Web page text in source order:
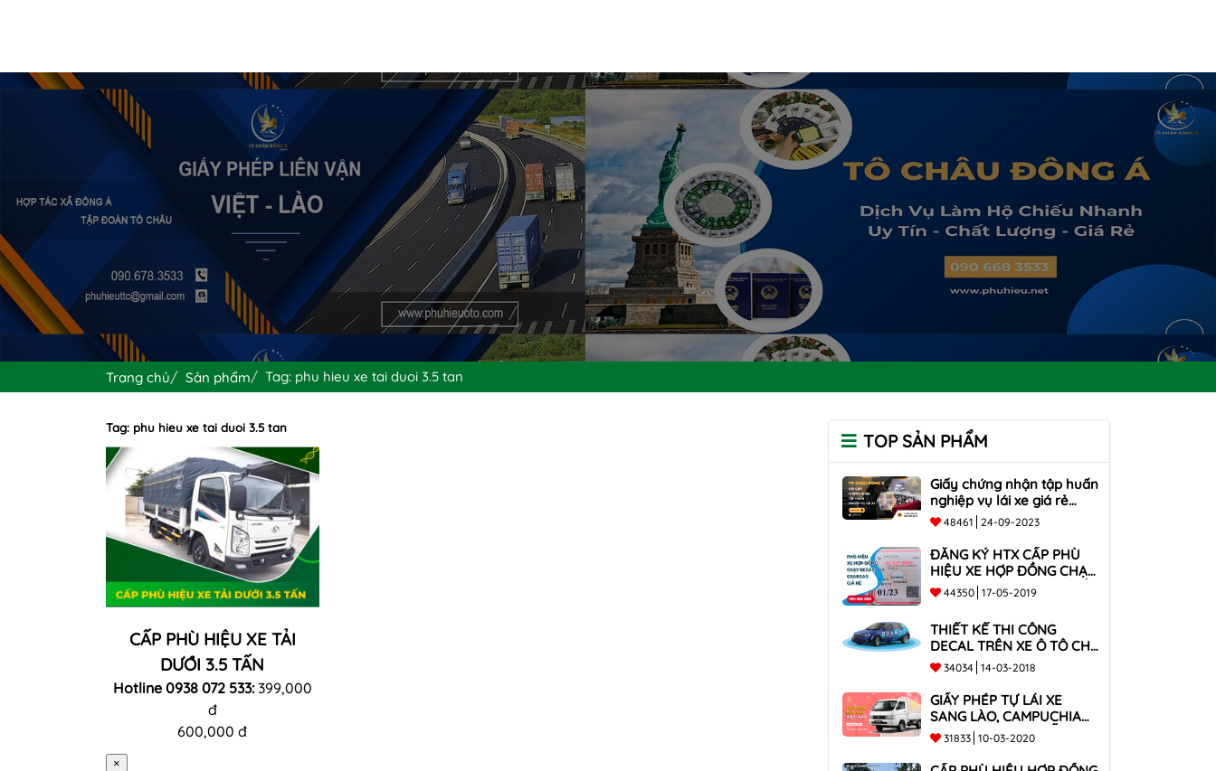
Trang chủ Sản phẩm Tag: phu hieu xe tai duoi 3.5 tan
Tag: phu hieu xe tai duoi 3.5 tan
CẤP PHÙ HIỆU XE TẢI
DƯỚI 3.5 TẤN
Hotline 0938 072 533:399,000
đ
600,000 đ
×
TOP SẢN PHẨM
Giấy chứng nhận tập huấn
nghiệp vụ lái xe giá rẻ
toàn quốc
48461 24-09-2023
ĐĂNG KÝ HTX CẤP PHÙ
HIỆU XE HỢP ĐỒNG CHẠY
BECAR, GRABCAR GIÁ RẺ
NHẤT
44350 17-05-2019
THIẾT KẾ THI CÔNG
DECAL TRÊN XE Ô TÔ CHO
CÔNG TY
34034 14-03-2018
GIẤY PHÉP TỰ LÁI XE
SANG LÀO, CAMPUCHIA
CHO XE DƯỚI 9 CHỖ VÀ
XE BÁN TẢI
31833 10-03-2020